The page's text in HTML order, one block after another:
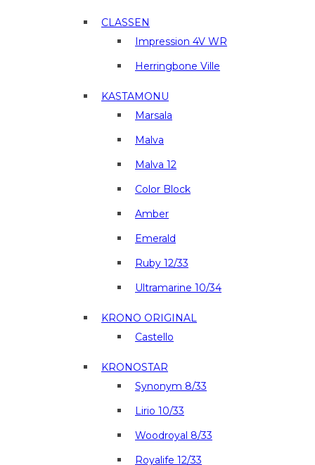
CLASSEN
Impression 4V WR
Herringbone Ville
KASTAMONU
Marsala
Malva
Malva 12
Color Block
Amber
Emerald
Ruby 12/33
Ultramarine 10/34
KRONO ORIGINAL
Castello
KRONOSTAR
Synonym 8/33
Lirio 10/33
Woodroyal 8/33
Royalife 12/33